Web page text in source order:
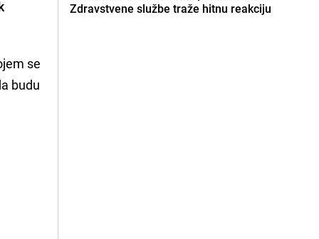
se
budu
Zdravstvene službe traže hitnu reakciju